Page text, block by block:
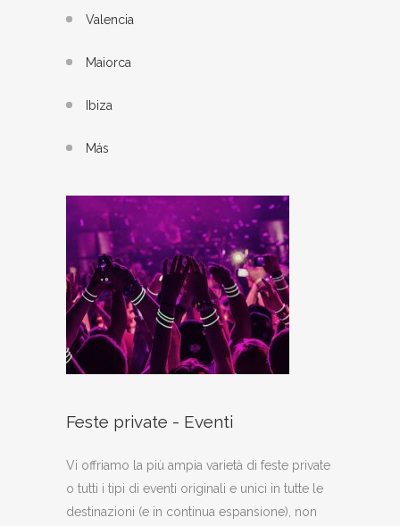
Valencia
Maiorca
Ibiza
Más
Feste private - Eventi
Vi offriamo la più ampia varietà di feste private
o tutti i tipi di eventi originali e unici in tutte le
destinazioni (e in continua espansione), non